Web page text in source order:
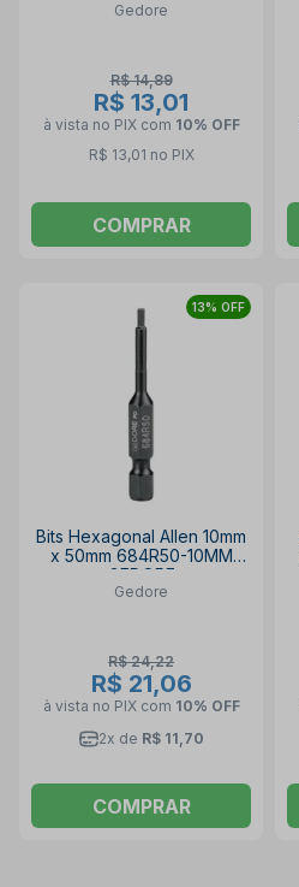
Gedore
R$ 14,89
R$ 13,01
à vista no PIX com 10% OFF
R$ 13,01 no PIX
COMPRAR
13% OFF
Bits Hexagonal Allen 10mm
x 50mm 684R50-10MM
GEDORE
Gedore
R$ 24,22
R$ 21,06
à vista no PIX com 10% OFF
2x de R$ 11,70
COMPRAR